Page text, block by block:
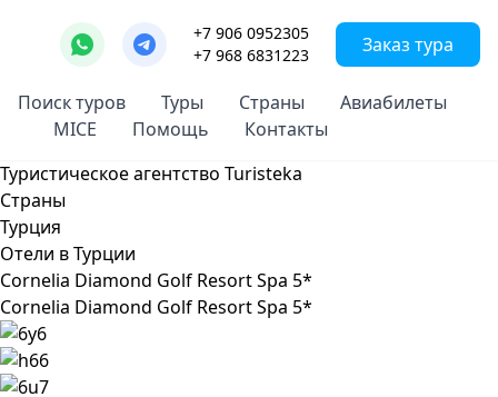
+7 906 0952305
+7 968 6831223
Заказ тура
Поиск туров Туры Страны
Авиабилеты
MICE
Помощь
Контакты
Туристическое агентство Turisteka
Страны
Турция
Отели в Турции
Cornelia Diamond Golf Resort Spa 5*
Cornelia Diamond Golf Resort Spa 5*